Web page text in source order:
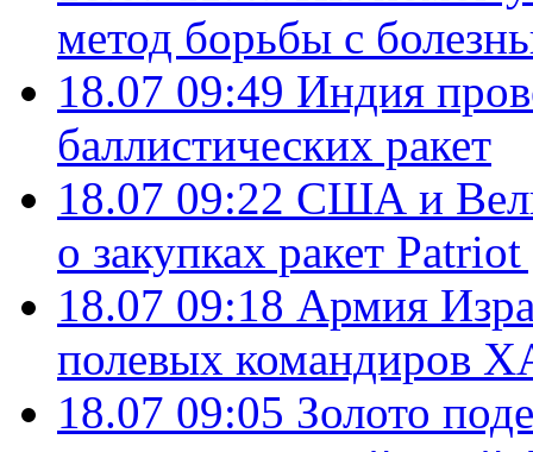
метод борьбы с
18.07 09:49 Индия
баллистических ракет
18.07 09:22 США и
о закупках ракет
18.07 09:18 Армия
полевых командиров
18.07 09:05 Золото